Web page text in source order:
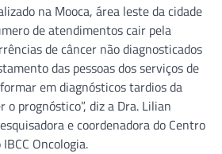
na Mooca, área leste da cidade
de atendimentos cair pela
de câncer não diagnosticados
das pessoas dos serviços de
em diagnósticos tardios da
o prognóstico”, diz a Dra. Lilian
e coordenadora do Centro
Oncologia.